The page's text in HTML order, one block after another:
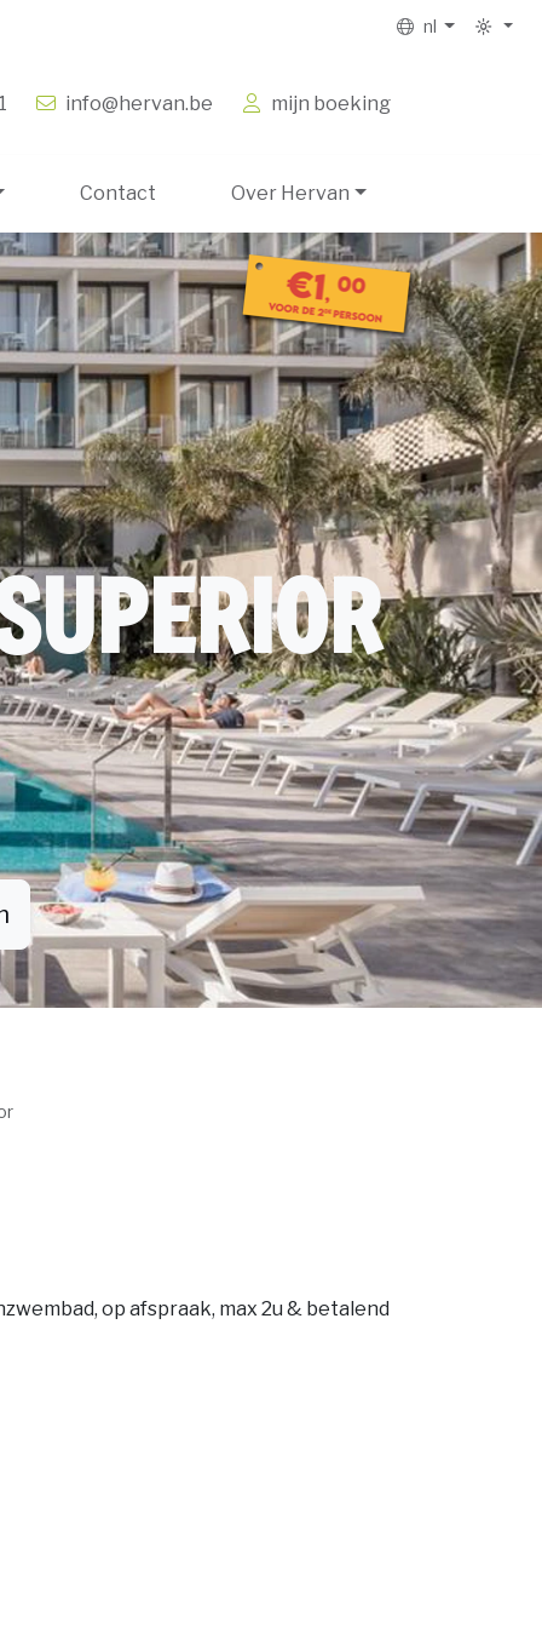
nl
info@hervan.be mijn boeking
Contact Over Hervan
op afspraak, max 2u & betalend